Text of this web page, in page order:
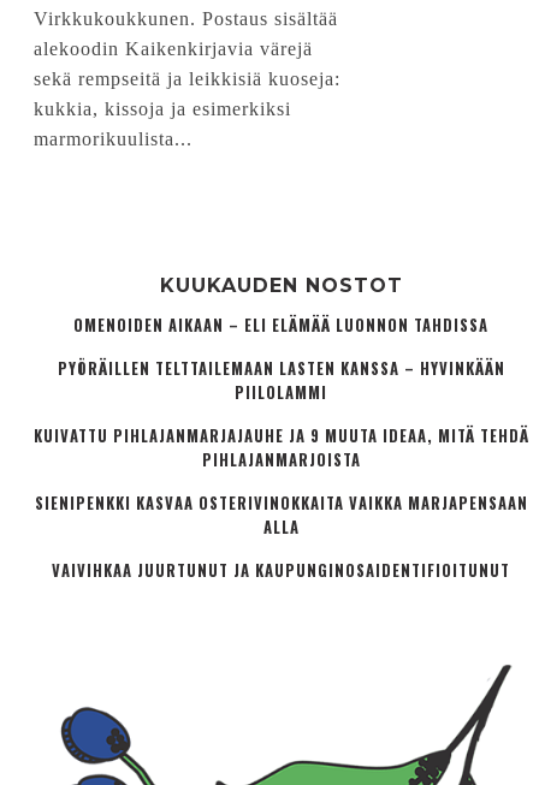
Virkkukoukkunen. Postaus sisältää
alekoodin Kaikenkirjavia värejä
sekä rempseitä ja leikkisiä kuoseja:
kukkia, kissoja ja esimerkiksi
marmorikuulista...
KUUKAUDEN NOSTOT
OMENOIDEN AIKAAN – ELI ELÄMÄÄ LUONNON TAHDISSA
PYÖRÄILLEN TELTTAILEMAAN LASTEN KANSSA – HYVINKÄÄN
PIILOLAMMI
KUIVATTU PIHLAJANMARJAJAUHE JA 9 MUUTA IDEAA, MITÄ TEHDÄ
PIHLAJANMARJOISTA
SIENIPENKKI KASVAA OSTERIVINOKKAITA VAIKKA MARJAPENSAAN
ALLA
VAIVIHKAA JUURTUNUT JA KAUPUNGINOSA­IDENTIFIOITUNUT